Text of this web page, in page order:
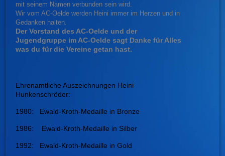
mit seinem Namen verbunden sein wird.
Wir vom AC-Oelde werden Heini immer im Herzen und in
Gedanken halten.
Der Vorstand des AC-Oelde und der
Jugendgruppe im AC-Oelde sagt Danke für Alles
was du für die Vereine getan hast.
Ehrenamtliche Auszeichnungen Heini
Hunkenschröder:
1980: Ewald-Kroth-Medaille in Bronze
1986: Ewald-Kroth-Medaille in Silber
1992: Ewald-Kroth-Medaille in Gold